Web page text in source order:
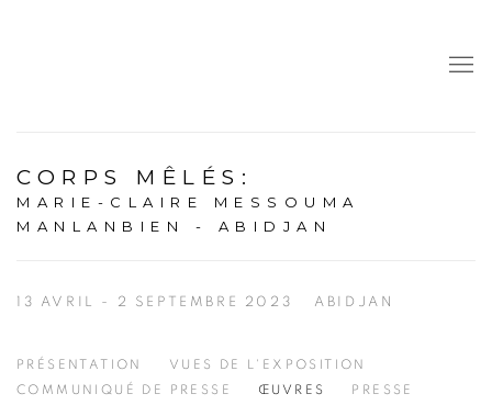
CORPS MÊLÉS :
MARIE-CLAIRE MESSOUMA
MANLANBIEN - ABIDJAN
13 AVRIL - 2 SEPTEMBRE 2023 ABIDJAN
PRÉSENTATION
VUES DE L'EXPOSITION
COMMUNIQUÉ DE PRESSE
ŒUVRES PRESSE